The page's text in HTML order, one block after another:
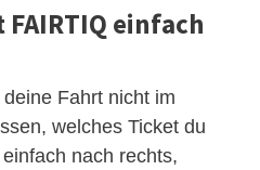
einfach
Fahrt nicht im
welches Ticket du
nach rechts,